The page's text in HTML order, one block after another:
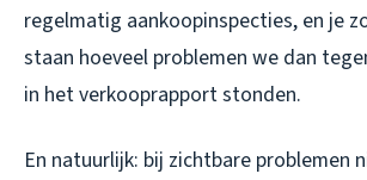
regelmatig aankoopinspecties, en je
staan hoeveel problemen we dan
in het verkooprapport stonden.
En natuurlijk: bij zichtbare problemen